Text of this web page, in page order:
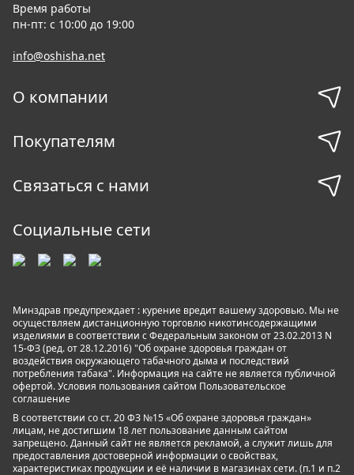
Время работы
пн-пт: с 10:00 до 19:00
info@oshisha.net
О компании
Покупателям
Связаться с нами
Социальные сети
Минздрав предупреждает : курение вредит вашему здоровью. Мы не
осуществляем дистанционную торговлю никотинсодержащими
изделиями в соответствии с Федеральным законом от 23.02.2013 N
15-ФЗ (ред. от 28.12.2016) "Об охране здоровья граждан от
воздействия окружающего табачного дыма и последствий
потребления табака". Информация на сайте не является публичной
офертой. Условия пользования сайтом Пользовательское
соглашение
В соответствии со ст. 20 ФЗ №15 «Об охране здоровья граждан»
лицам, не достигшим 18 лет пользование данным сайтом
запрещено. Данный сайт не является рекламой, а служит лишь для
предоставления достоверной информации о свойствах,
характеристиках продукции и её наличии в магазинах сети. (п.1 и п.2